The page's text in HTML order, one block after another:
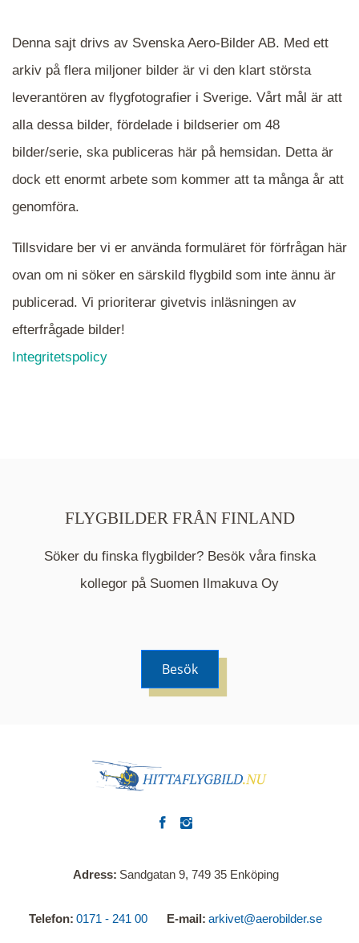
När du ser blåa, röda eller gröna mappar är det
en serie i varje. Dra i kartan för att komma
närmare det område Du söker och klicka på
mappen.
Mappen är en medelpunkt över fotat område och
kommer nu visa de fastigheter som finns just här.
Denna sajt drivs av Svenska Aero-Bilder AB. Med ett
arkiv på flera miljoner bilder är vi den klart största
leverantören av flygfotografier i Sverige. Vårt mål är att
alla dessa bilder, fördelade i bildserier om 48
bilder/serie, ska publiceras här på hemsidan. Detta är
dock ett enormt arbete som kommer att ta många år att
genomföra.
Tillsvidare ber vi er använda formuläret för förfrågan här
ovan om ni söker en särskild flygbild som inte ännu är
publicerad. Vi prioriterar givetvis inläsningen av
efterfrågade bilder!
Integritetspolicy
FLYGBILDER FRÅN FINLAND
Söker du finska flygbilder? Besök våra finska
kollegor på Suomen Ilmakuva Oy
Besök
Adress Sandgatan 9, 749 35 Enköping
Telefon 0171 - 241 00 E-mail arkivet@aerobilder.se